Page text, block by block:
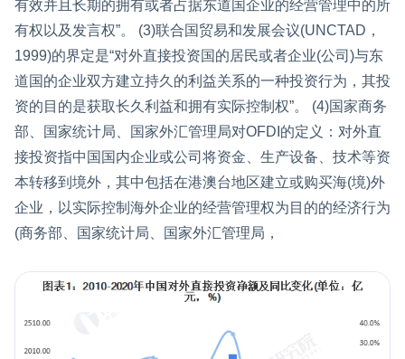
有效并且长期的拥有或者占据东道国企业的经营管理中的所
有权以及发言权”。 (3)联合国贸易和发展会议(UNCTAD，
1999)的界定是“对外直接投资国的居民或者企业(公司)与东
道国的企业双方建立持久的利益关系的一种投资行为，其投
资的目的是获取长久利益和拥有实际控制权”。 (4)国家商务
部、国家统计局、国家外汇管理局对OFDI的定义：对外直
接投资指中国国内企业或公司将资金、生产设备、技术等资
本转移到境外，其中包括在港澳台地区建立或购买海(境)外
企业，以实际控制海外企业的经营管理权为目的的经济行为
(商务部、国家统计局、国家外汇管理局，